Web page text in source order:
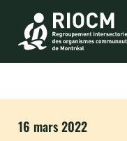
16 mars 2022